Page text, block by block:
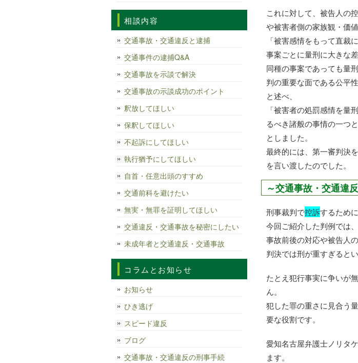
これに対して、被告人の
や被害者側の家族観・価
「被害感情をもって直裁
事案ごとに量刑に大きな差
同種の事案であっても量
判の重要な面である公平
と述べ、
「被害者の処罰感情を量
るべき諸般の事情の一つ
としました。
最終的には、第一審判決
を言い渡したのでした。
～交通事故・交通違
刑事裁判で控訴するため
今回ご紹介した判例では
事故前後の対応や被告人
判決では刑が重すぎると
たとえ犯行事実に争いが
ん。
犯した罪の重さに見合う
要な役割です。
愛知名古屋弁護士ノリタ
ます。
相談内容
交通事故・交通違反と逮捕
交通事件の逮捕Q&A
交通事故を示談で解決
交通事故の示談成功のポイント
釈放してほしい
保釈してほしい
不起訴にしてほしい
執行猶予にしてほしい
自首・任意出頭のすすめ
交通前科を避けたい
無実・無罪を証明してほしい
交通違反・交通事故を秘密にしたい
未成年者と交通違反・交通事故
コラムとお知らせ
お知らせ
ひき逃げ
スピード違反
ブログ
交通事故・交通違反の刑事手続